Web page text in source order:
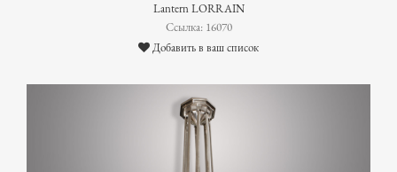
Lantern LORRAIN
Ссылка: 16070
Добавить в ваш список